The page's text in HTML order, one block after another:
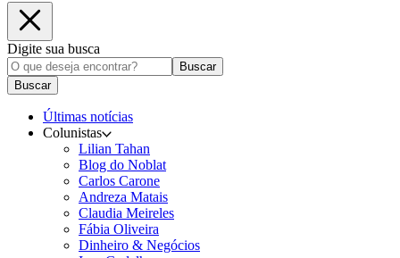
Digite sua busca
Buscar
Buscar
Últimas notícias
Colunistas
Lilian Tahan
Blog do Noblat
Carlos Carone
Andreza Matais
Claudia Meireles
Fábia Oliveira
Dinheiro & Negócios